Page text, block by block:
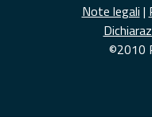
Note legali |
©2010